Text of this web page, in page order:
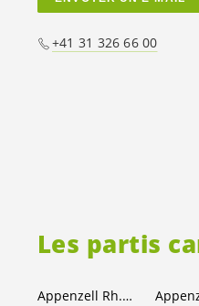
Les partis
Appenzell Rh.-Ext.
+41 31 326 66 00